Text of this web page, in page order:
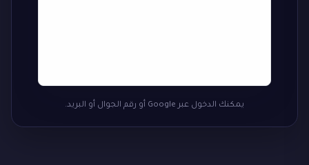
يمكنك الدخول عبر Google أو رقم الجوال أو البريد.